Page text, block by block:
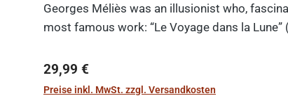
Georges Méliès was an illusionist who,
most famous work: “Le Voyage dans la Lune”
Regulärer Preis:
29,99 €
Preise inkl. MwSt. zzgl. Versandkosten